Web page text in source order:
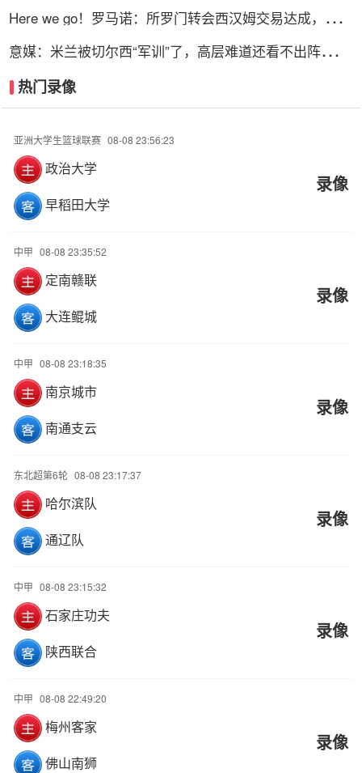
Here we go！罗马诺：所罗门转会西汉姆交易达成，总价
意媒：米兰被切尔西“军训”了，高层难道还看不出阵容短
热门录像
亚洲大学生篮球联赛 08-08 23:56:23
政治大学
早稻田大学
录像
中甲 08-08 23:35:52
定南赣联
大连鲲城
录像
中甲 08-08 23:18:35
南京城市
南通支云
录像
东北超第6轮 08-08 23:17:37
哈尔滨队
通辽队
录像
中甲 08-08 23:15:32
石家庄功夫
陕西联合
录像
中甲 08-08 22:49:20
梅州客家
佛山南狮
录像